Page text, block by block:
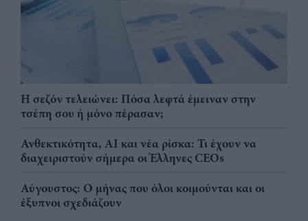
Η σεζόν τελειώνει: Πόσα λεφτά έμειναν στην
τσέπη σου ή μόνο πέρασαν;
Ανθεκτικότητα, AI και νέα ρίσκα: Τι έχουν να
διαχειριστούν σήμερα οι Έλληνες CEOs
Αύγουστος: Ο μήνας που όλοι κοιμούνται και οι
έξυπνοι σχεδιάζουν